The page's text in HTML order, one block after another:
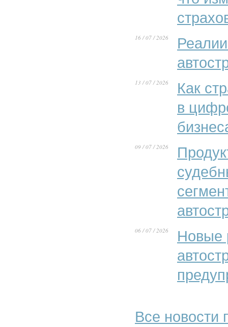
16 / 07 / 2026
13 / 07 / 2026
Как
в
09 / 07 / 2026
06 / 07 / 2026
Новые
Все новости